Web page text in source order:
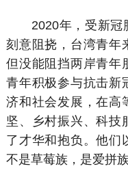
2020年，受新冠
刻意阻挠，台湾青年
但没能阻挡两岸青年
青年积极参与抗击新
济和社会发展，在高
坚、乡村振兴、科技
了才华和抱负。他们
不是草莓族，是爱拼族